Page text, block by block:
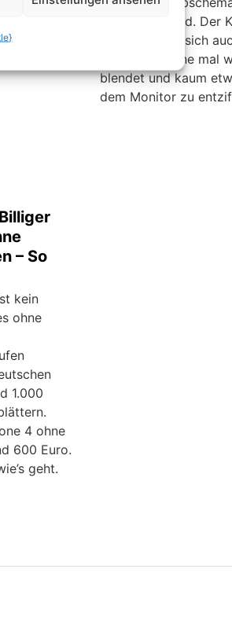
für die
eine
verwendet wird. Der
Modus eignet sich
wenn die Sonne mal
blendet und kaum
dem Monitor zu
– So
kein
ohne
1.000
4 ohne
600 Euro.
geht.